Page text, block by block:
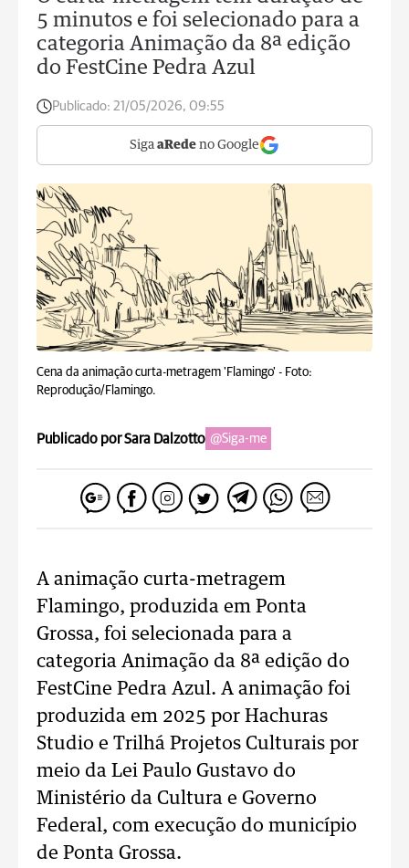
5 minutos e foi selecionado para a
categoria Animação da 8ª edição
do FestCine Pedra Azul
Publicado: 21/05/2026, 09:55
Siga aRede no Google
Cena da animação curta-metragem 'Flamingo' - Foto:
Reprodução/Flamingo.
Publicado por Sara Dalzotto @Siga-me
A animação curta-metragem
Flamingo, produzida em Ponta
Grossa, foi selecionada para a
categoria Animação da 8ª edição do
FestCine Pedra Azul. A animação foi
produzida em 2025 por Hachuras
Studio e Trilhá Projetos Culturais por
meio da Lei Paulo Gustavo do
Ministério da Cultura e Governo
Federal, com execução do município
de Ponta Grossa.